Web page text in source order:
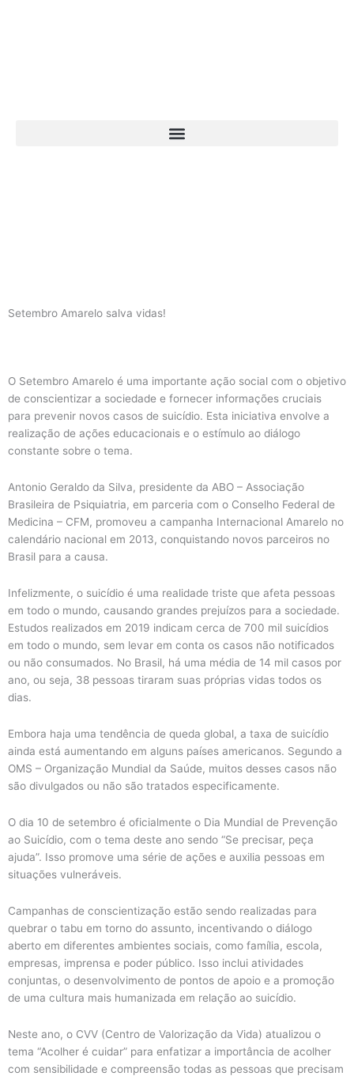
Setembro Amarelo salva vidas!
O Setembro Amarelo é uma importante ação social com o objetivo
de conscientizar a sociedade e fornecer informações cruciais
para prevenir novos casos de suicídio. Esta iniciativa envolve a
realização de ações educacionais e o estímulo ao diálogo
constante sobre o tema.
Antonio Geraldo da Silva, presidente da ABO – Associação
Brasileira de Psiquiatria, em parceria com o Conselho Federal de
Medicina – CFM, promoveu a campanha Internacional Amarelo no
calendário nacional em 2013, conquistando novos parceiros no
Brasil para a causa.
Infelizmente, o suicídio é uma realidade triste que afeta pessoas
em todo o mundo, causando grandes prejuízos para a sociedade.
Estudos realizados em 2019 indicam cerca de 700 mil suicídios
em todo o mundo, sem levar em conta os casos não notificados
ou não consumados. No Brasil, há uma média de 14 mil casos por
ano, ou seja, 38 pessoas tiraram suas próprias vidas todos os
dias.
Embora haja uma tendência de queda global, a taxa de suicídio
ainda está aumentando em alguns países americanos. Segundo a
OMS – Organização Mundial da Saúde, muitos desses casos não
são divulgados ou não são tratados especificamente.
O dia 10 de setembro é oficialmente o Dia Mundial de Prevenção
ao Suicídio, com o tema deste ano sendo “Se precisar, peça
ajuda”. Isso promove uma série de ações e auxilia pessoas em
situações vulneráveis.
Campanhas de conscientização estão sendo realizadas para
quebrar o tabu em torno do assunto, incentivando o diálogo
aberto em diferentes ambientes sociais, como família, escola,
empresas, imprensa e poder público. Isso inclui atividades
conjuntas, o desenvolvimento de pontos de apoio e a promoção
de uma cultura mais humanizada em relação ao suicídio.
Neste ano, o CVV (Centro de Valorização da Vida) atualizou o
tema “Acolher é cuidar” para enfatizar a importância de acolher
com sensibilidade e compreensão todas as pessoas que precisam